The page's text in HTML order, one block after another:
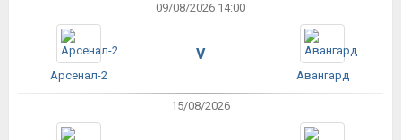
09/08/2026 14:00
Арсенал-2
V
Авангард
15/08/2026